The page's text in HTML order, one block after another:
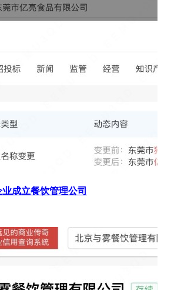
成立餐饮管理公司